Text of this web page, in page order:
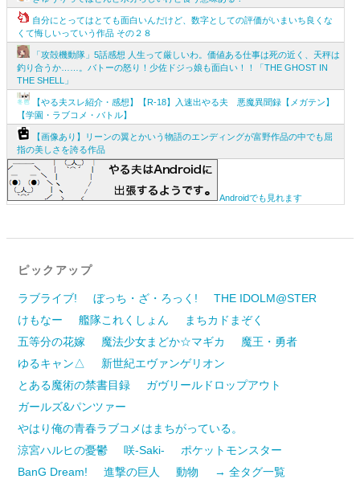
自分にとってはとても面白いんだけど、数字としての評価がいまいち良くな
くて悔しいっていう作品 その２８
「攻殻機動隊」5話感想 人生って厳しいわ。価値ある仕事は死の近く、天秤は
釣り合うか……。バトーの怒り！少佐ドジっ娘も面白い！！「THE GHOST IN
THE SHELL」
【やる夫スレ紹介・感想】【R-18】入速出やる夫 悪魔異聞録【メガテン】
【学園・ラブコメ・バトル】
【画像あり】リーンの翼とかいう物語のエンディングが富野作品の中でも屈
指の美しさを誇る作品
Androidでも見れます
ピックアップ
ラブライブ! ぼっち・ざ・ろっく!
THE IDOLM@STER
けもなー
艦隊これくしょん
まちカドまぞく
五等分の花嫁
魔法少女まどか☆マギカ
魔王・勇者
ゆるキャン△
新世紀エヴァンゲリオン
とある魔術の禁書目録
ガヴリールドロップアウト
ガールズ&パンツァー
やはり俺の青春ラブコメはまちがっている。
涼宮ハルヒの憂鬱
咲-Saki-
ポケットモンスター
BanG Dream!
進撃の巨人 動物 → 全タグ一覧